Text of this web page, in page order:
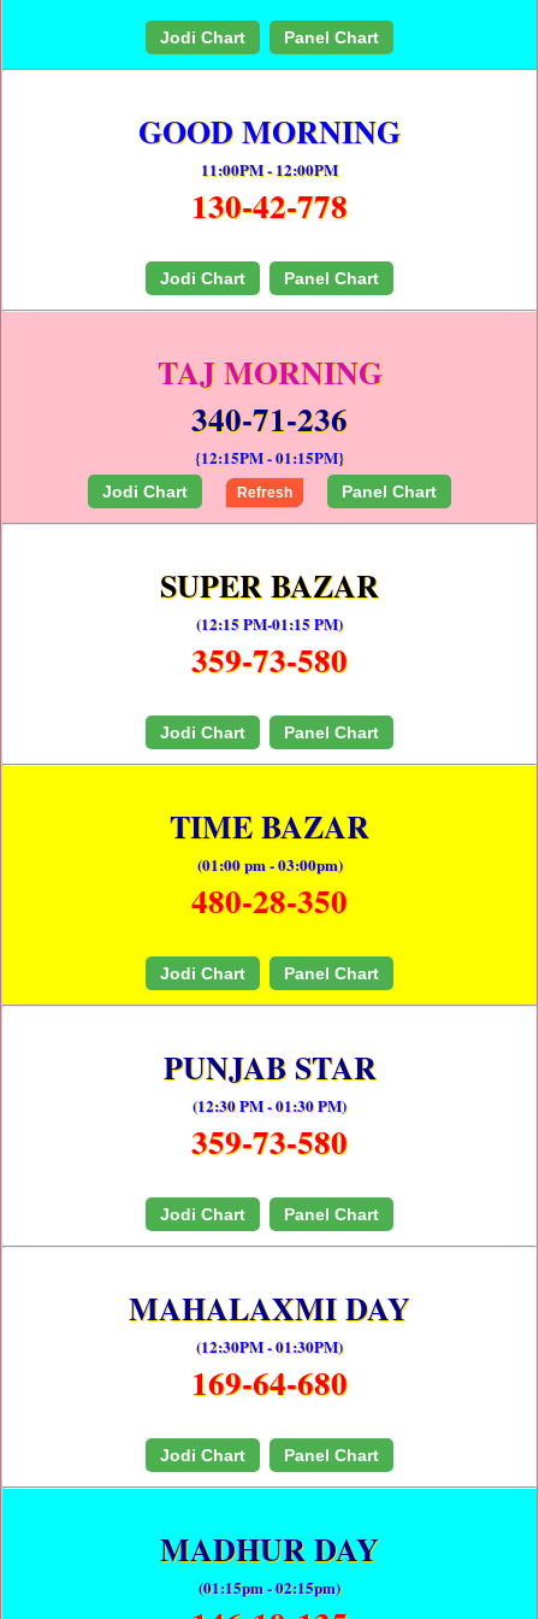
Jodi Chart Panel Chart
GOOD MORNING
11:00PM - 12:00PM
130-42-778
Jodi Chart Panel Chart
TAJ MORNING
340-71-236
{12:15PM - 01:15PM}
Jodi Chart Refresh Panel Chart
SUPER BAZAR
(12:15 PM-01:15 PM)
359-73-580
Jodi Chart Panel Chart
TIME BAZAR
(01:00 pm - 03:00pm)
480-28-350
Jodi Chart Panel Chart
PUNJAB STAR
(12:30 PM - 01:30 PM)
359-73-580
Jodi Chart Panel Chart
MAHALAXMI DAY
(12:30PM - 01:30PM)
169-64-680
Jodi Chart Panel Chart
MADHUR DAY
(01:15pm - 02:15pm)